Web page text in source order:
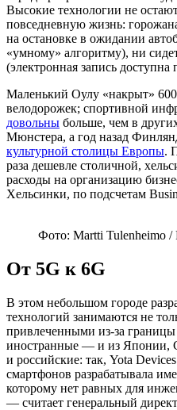
Высокие технологии не
повседневную жизнь:
на остановке в ожидании
«умному» алгоритму), ни
(электронная запись доступна
Маленький Оулу «накрыт»
велодорожек; спортивной
довольны больше, чем в
Мюнстера, а год назад
культурной столицы Европы.
раза дешевле столичной,
расходы на организацию
Хельсинки, по подсчетам
Фото: Martti Tulenheimo /
От 5G к 6G
В этом небольшом городе
технологий занимаются не
привлеченными из-за
иностранные — и из Японии,
и российские: так, Yota
смартфонов разрабатывала
которому нет равных для
— считает генеральный